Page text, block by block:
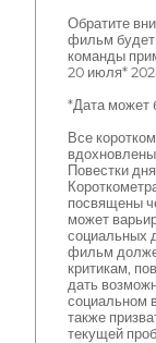
Обратите
фильм будет
команды
20 июля*
*Дата может
Все
Повестки
посвящены
может
социальных
фильм
критикам,
дать
социальном
также
текущей